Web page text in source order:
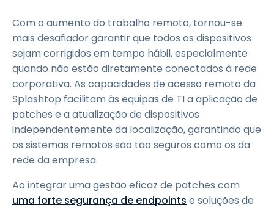
Com o aumento do trabalho remoto, tornou-se
mais desafiador garantir que todos os dispositivos
sejam corrigidos em tempo hábil, especialmente
quando não estão diretamente conectados à rede
corporativa. As capacidades de acesso remoto da
Splashtop facilitam às equipas de TI a aplicação de
patches e a atualização de dispositivos
independentemente da localização, garantindo que
os sistemas remotos são tão seguros como os da
rede da empresa.
Ao integrar uma gestão eficaz de patches com
uma forte segurança de endpoints e soluções de